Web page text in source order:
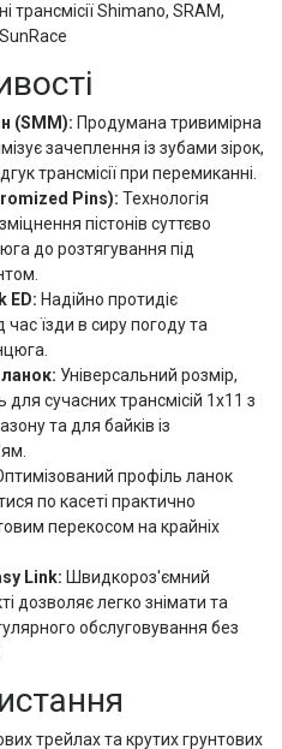
трансмісії Shimano, SRAM,
(SMM): Продумана тривимірна
зачеплення із зубами зірок,
трансмісії при перемиканні.
Pins): Технологія
пістонів суттєво
до розтягування під
ED: Надійно протидіє
час їзди в сиру погоду та
Універсальний розмір,
для сучасних трансмісій 1х11 з
та для байків із
профіль ланок
по касеті практично
перекосом на крайніх
Link: Швидкороз'ємний
дозволяє легко знімати та
обслуговування без
трейлах та крутих грунтових